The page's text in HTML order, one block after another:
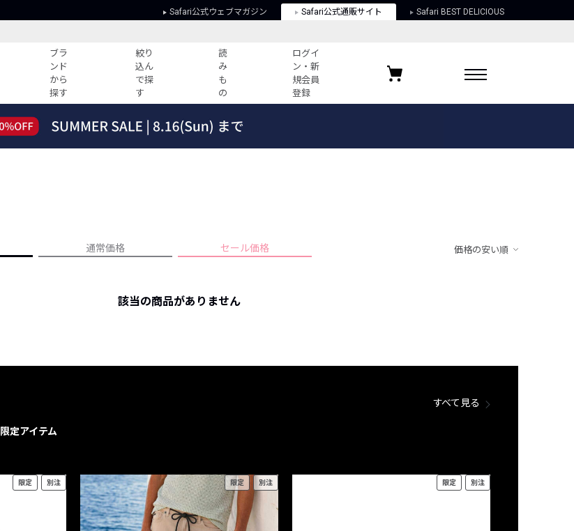
Safari公式ウェブマガジン Safari公式通販サイト Safari BEST DELICIOUS
ブラ
ンド
から
探す
絞り
込ん
で探
す
読
み
も
の
ログイ
ン・新
規会員
登録
すべての記事
人気記事ランキング
フォーカスブランド
プライバシーポリシー
お気に入りブランド
通常価格 セール価格 価格の安い順
該当の商品がありません
定アイテム
すべて見る
限定 別注 限定 別注 限定 別注